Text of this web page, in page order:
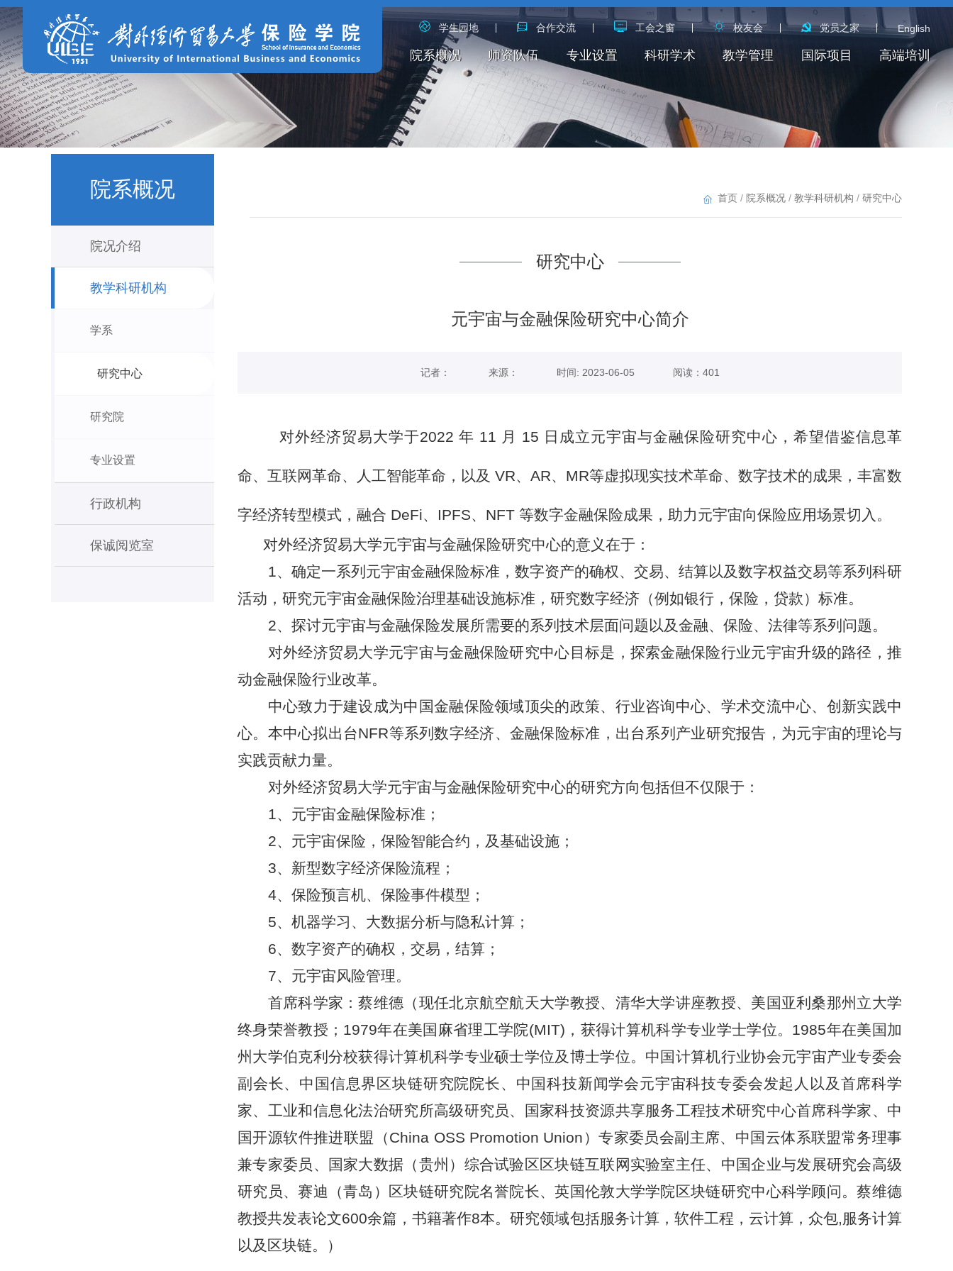
学生园地 合作交流 工会之窗 校友会 党员之家 English
院系概况 师资队伍 专业设置 科研学术 教学管理 国际项目 高端培训
院系概况
院况介绍
教学科研机构
学系
研究中心
研究院
专业设置
行政机构
保诚阅览室
首页 / 院系概况 / 教学科研机构 / 研究中心
研究中心
元宇宙与金融保险研究中心简介
记者： 来源： 时间: 2023-06-05 阅读： 401
对外经济贸易大学于2022 年 11 月 15 日 成立元宇宙与金融保险研究中心 ，希望借鉴信息革
命、互联网革命、人工智能革命，以及 VR、AR、MR等虚拟现实技术革命、 数字技术的成果，丰富数
字经济转型模式，融合 DeFi、IPFS、NFT 等数字金融保险成果 ， 助力元宇宙向保险应用场景切入 。
对外经济贸易大学元宇宙与金融保险研究中心的意义在于：
1、确定一系列元宇宙金融保险标准，数字资产的确权、交易、结算以及数字权益交易等系列科研
活动，研究元宇宙金融保险治理基础设施标准，研究数字经济（例如银行，保险，贷款）标准。
2、探讨元宇宙与金融保险发展所需要的系列技术层面问题以及金融、保险、法律等系列问题。
对外经济贸易大学元宇宙与金融保险研究中心目标是，探索金融保险行业元宇宙升级的路径，推
动金融保险行业改革。
中心致力于建设成为中国金融保险领域顶尖的政策、行业咨询中心、学术交流中心、创新实践中
心。本中心拟出台NFR等系列数字经济、金融保险标准，出台系列产业研究报告，为元宇宙的理论与
实践贡献力量。
对外经济贸易大学元宇宙与金融保险研究中心的研究方向包括但不仅限于：
1、元宇宙金融保险标准；
2、元宇宙保险，保险智能合约，及基础设施；
3、新型数字经济保险流程；
4、保险预言机、保险事件模型；
5、机器学习、大数据分析与隐私计算；
6、数字资产的确权，交易，结算；
7、元宇宙风险管理。
首席科学家：蔡维德（现任北京航空航天大学教授、清华大学讲座教授、美国亚利桑那州立大学
终身荣誉教授； 1979年在美国麻省理工学院(MIT)，获得计算机科学专业学士学位。1985年在美国加
州大学伯克利分校获得计算机科学专业硕士学位及博士学位。中国计算机行业协会元宇宙产业专委会
副会长、中国信息界区块链研究院院长、中国科技新闻学会元宇宙科技专委会发起人以及首席科学
家、工业和信息化法治研究所高级研究员、国家科技资源共享服务工程技术研究中心首席科学家、中
国开源软件推进联盟（China OSS Promotion Union）专家委员会副主席、中国云体系联盟常务理事
兼专家委员、国家大数据（贵州） 综合试验区区块链互联网实验室主任、中国企业与发展研究会高级
研究员、赛迪（青岛）区块链研究院名誉院长、英国伦敦大学学院区块链研究中心科学顾问。蔡维德
教授共发表论文600余篇，书籍著作8本。研究领域包括服务计算，软件工程，云计算， 众包,服务计算
以及区块链。）